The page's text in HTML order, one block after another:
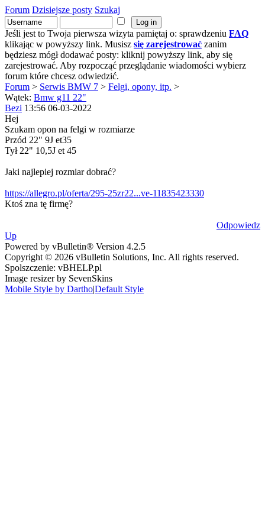
Forum Dzisiejsze posty Szukaj
Jeśli jest to Twoja pierwsza wizyta pamiętaj o: sprawdzeniu FAQ
klikając w powyższy link. Musisz się zarejestrować zanim
będziesz mógł dodawać posty: kliknij powyższy link, aby się
zarejestrować. Aby rozpocząć przeglądanie wiadomości wybierz
forum które chcesz odwiedzić.
Forum > Serwis BMW 7 > Felgi, opony, itp. >
Wątek: Bmw g11 22"
Bezi 13:56 06-03-2022
Hej
Szukam opon na felgi w rozmiarze
Przód 22" 9J et35
Tył 22" 10,5J et 45
Jaki najlepiej rozmiar dobrać?
https://allegro.pl/oferta/295-25zr22...ve-11835423330
Ktoś zna tę firmę?
Odpowiedz
Up
Powered by vBulletin® Version 4.2.5
Copyright © 2026 vBulletin Solutions, Inc. All rights reserved.
Spolszczenie: vBHELP.pl
Image resizer by SevenSkins
Mobile Style by Dartho|Default Style